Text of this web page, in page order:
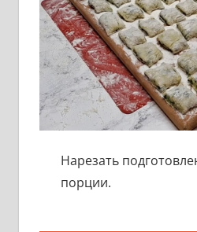
Нарезать
порции.